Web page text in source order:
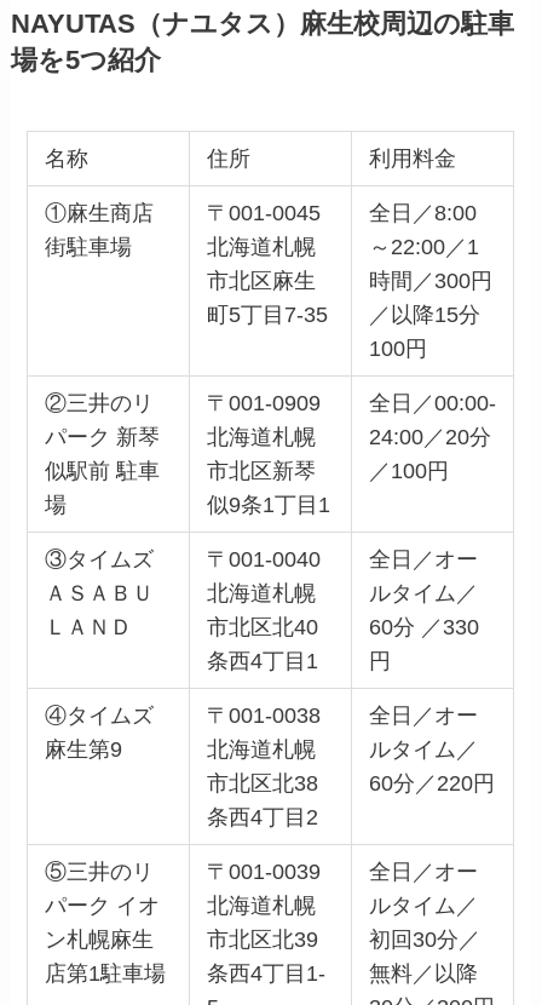
NAYUTAS（ナユタス）麻生校周辺の駐車
場を5つ紹介
名称 住所 利用料金
①麻生商店
街駐車場
〒001-0045
北海道札幌
市北区麻生
町5丁目7-35
全日／8:00
～22:00／1
時間／300円
／以降15分
100円
②三井のリ
パーク 新琴
似駅前 駐車
場
〒001-0909
北海道札幌
市北区新琴
似9条1丁目1
全日／00:00-
24:00／20分
／100円
③タイムズ
ＡＳＡＢＵ
ＬＡＮＤ
〒001-0040
北海道札幌
市北区北40
条西4丁目1
全日／オー
ルタイム／
60分 ／330
円
④タイムズ
麻生第9
〒001-0038
北海道札幌
市北区北38
条西4丁目2
全日／オー
ルタイム／
60分／220円
⑤三井のリ
パーク イオ
ン札幌麻生
店第1駐車場
〒001-0039
北海道札幌
市北区北39
条西4丁目1-
全日／オー
ルタイム／
初回30分／
無料／以降